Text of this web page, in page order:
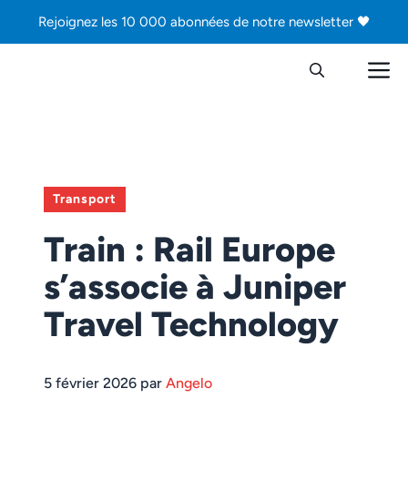
Rejoignez les 10 000 abonnées de notre newsletter 🖤
Transport
Train : Rail Europe
s’associe à Juniper
Travel Technology
5 février 2026 par Angelo